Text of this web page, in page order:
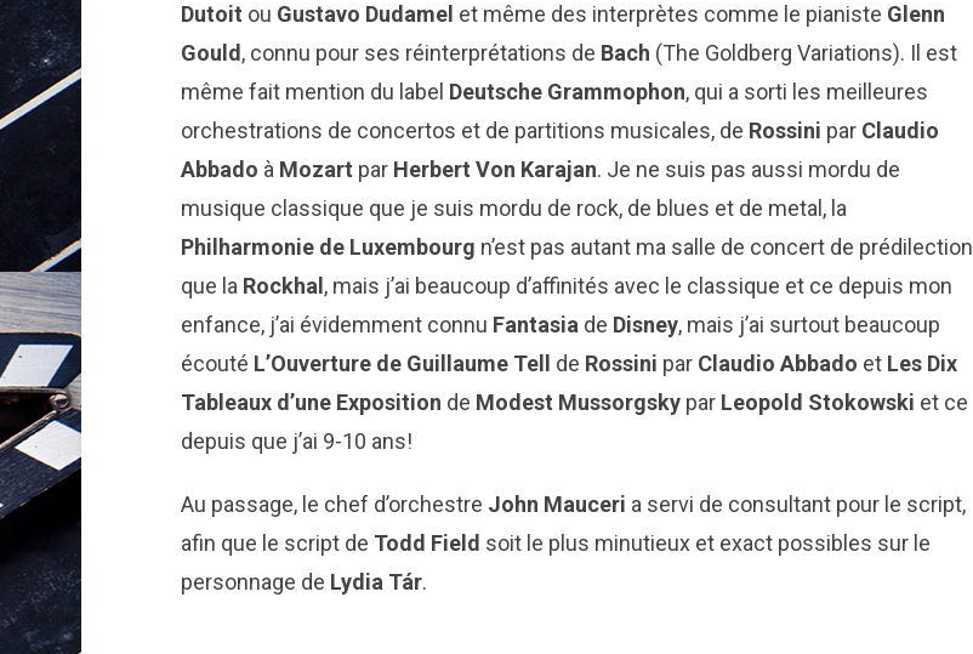
Dutoit ou Gustavo Dudamel et même des interprètes comme le pianiste Glenn
Gould, connu pour ses réinterprétations de Bach (The Goldberg Variations). Il est
même fait mention du label Deutsche Grammophon, qui a sorti les meilleures
orchestrations de concertos et de partitions musicales, de Rossini par Claudio
Abbado à Mozart par Herbert Von Karajan. Je ne suis pas aussi mordu de
musique classique que je suis mordu de rock, de blues et de metal, la
Philharmonie de Luxembourg n’est pas autant ma salle de concert de prédilection
que la Rockhal , mais j’ai beaucoup d’affinités avec le classique et ce depuis mon
enfance, j’ai évidemment connu Fantasiade Disney, mais j’ai surtout beaucoup
écouté L’Ouverture de Guillaume Tell de Rossini par Claudio Abbado et Les Dix
Tableaux d’une Exposition de Modest Mussorgskypar Leopold Stokowski et ce
depuis que j’ai 9-10 ans!
Au passage, le chef d’orchestre John Mauceri a servi de consultant pour le script,
afin que le script de Todd Field soit le plus minutieux et exact possibles sur le
personnage de Lydia Tár.